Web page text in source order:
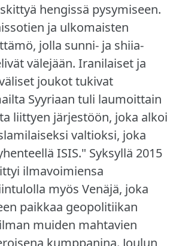
hengissä pysymiseen.
ja ulkomaisten
jolla sunni- ja shiia-
välejään. Iranilaiset ja
joukot tukivat
Syyriaan tuli laumoittain
liittyen järjestöön, joka alkoi
valtioksi, joka
ISIS." Syksyllä 2015
ilmavoimiensa
myös Venäjä, joka
paikkaa geopolitiikan
muiden mahtavien
kumppanina. Joulun